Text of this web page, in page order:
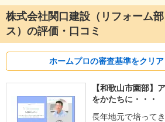
株式会社関口建設（リフォーム
ス）の評価・口コミ
ホームプロの審査基準をクリア
【和歌山市園部】
をかたちに・・・
長年地元で培って